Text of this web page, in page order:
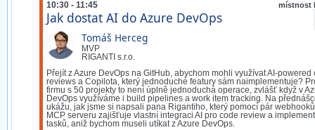
místnost
10:30 - 11:45
Jak dostat AI do Azure DevOps
Tomáš Herceg
MVP
RIGANTI s.r.o.
Přejít z Azure DevOps na GitHub, abychom mohli využívat AI-powered
reviews a Copilota, který jednoduché featury sám naimplementuje?
firmu s 50 projekty to není úplně jednoduchá operace, zvlášť když v
DevOps využíváme i build pipelines a work item tracking. Na
ukážu, jak jsme si napsali pana Rigantiho, který pomocí pár
MCP serveru zajišťuje vlastní integraci AI pro code review a
tasků, aniž bychom museli utíkat z Azure DevOps.